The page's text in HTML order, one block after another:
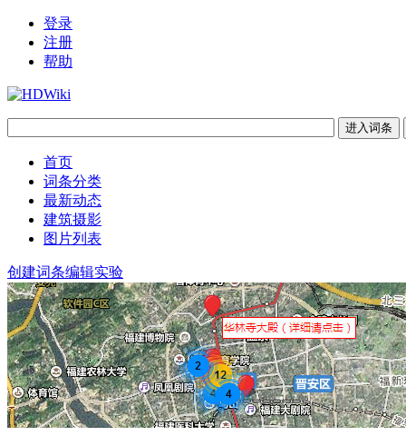
登录
注册
帮助
首页
词条分类
最新动态
建筑摄影
图片列表
创建词条编辑实验